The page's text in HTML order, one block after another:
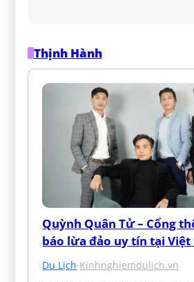
Thịnh Hành
Quỳnh Quân Tử – Cổng
báo lừa đảo uy tín tại Việt
Du Lịch·Kinhnghiemdulich.vn